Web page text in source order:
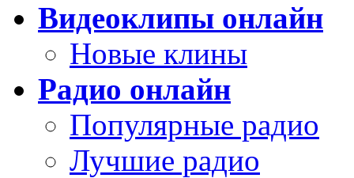
Видеоклипы онлайн
Новые клины
Радио онлайн
Популярные радио
Лучшие радио